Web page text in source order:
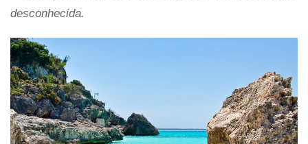
desconhecida.